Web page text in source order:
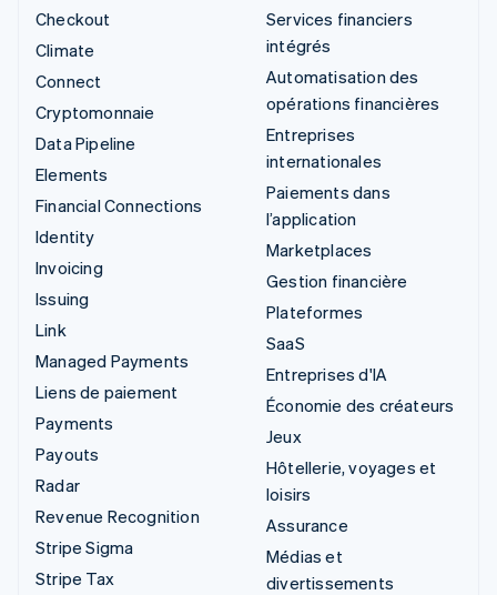
Checkout
Climate
Connect
Cryptomonnaie
Data Pipeline
Elements
Financial Connections
Identity
Invoicing
Issuing
Link
Managed Payments
Liens de paiement
Payments
Payouts
Radar
Revenue Recognition
Stripe Sigma
Stripe Tax
Services financiers
intégrés
Automatisation des
opérations financières
Entreprises
internationales
Paiements dans
l’application
Marketplaces
Gestion financière
Plateformes
SaaS
Entreprises d'IA
Économie des créateurs
Jeux
Hôtellerie, voyages et
loisirs
Assurance
Médias et
divertissements